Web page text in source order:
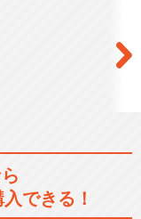
できる！